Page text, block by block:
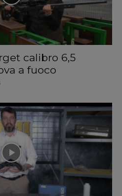
calibro 6,5
a fuoco